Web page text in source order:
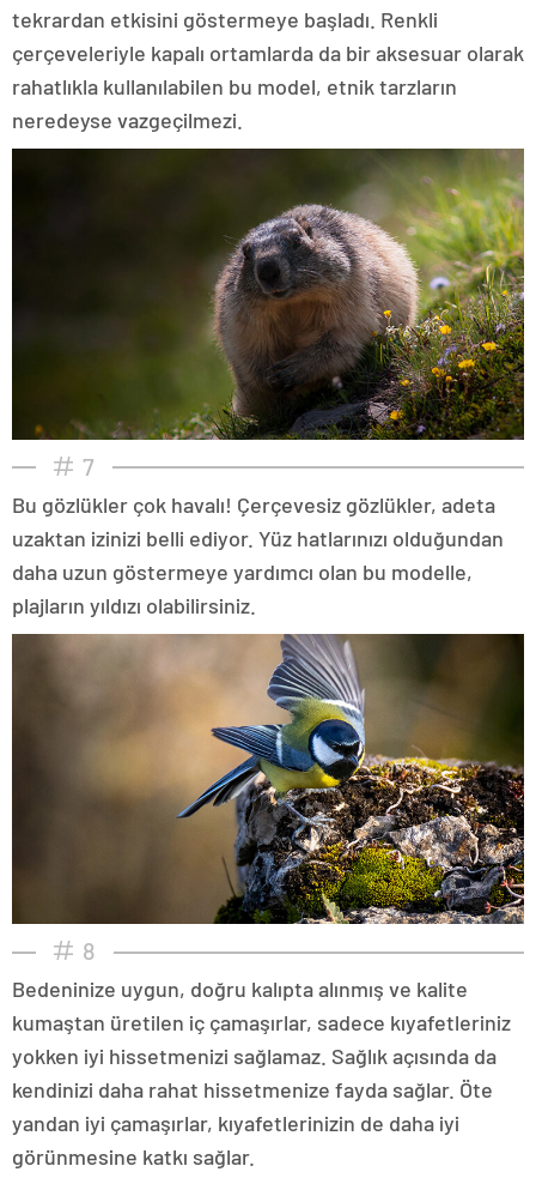
tekrardan etkisini göstermeye başladı. Renkli
çerçeveleriyle kapalı ortamlarda da bir aksesuar olarak
rahatlıkla kullanılabilen bu model, etnik tarzların
neredeyse vazgeçilmezi.
7
Bu gözlükler çok havalı! Çerçevesiz gözlükler, adeta
uzaktan izinizi belli ediyor. Yüz hatlarınızı olduğundan
daha uzun göstermeye yardımcı olan bu modelle,
plajların yıldızı olabilirsiniz.
8
Bedeninize uygun, doğru kalıpta alınmış ve kalite
kumaştan üretilen iç çamaşırlar, sadece kıyafetleriniz
yokken iyi hissetmenizi sağlamaz. Sağlık açısında da
kendinizi daha rahat hissetmenize fayda sağlar. Öte
yandan iyi çamaşırlar, kıyafetlerinizin de daha iyi
görünmesine katkı sağlar.